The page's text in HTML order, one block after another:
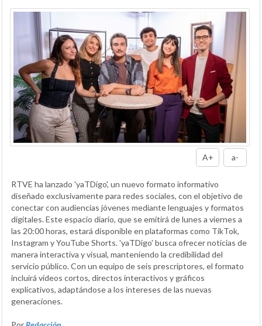
A+ a-
RTVE ha lanzado 'yaTDigo', un nuevo formato informativo
diseñado exclusivamente para redes sociales, con el objetivo de
conectar con audiencias jóvenes mediante lenguajes y formatos
digitales. Este espacio diario, que se emitirá de lunes a viernes a
las 20:00 horas, estará disponible en plataformas como TikTok,
Instagram y YouTube Shorts. 'yaTDigo' busca ofrecer noticias de
manera interactiva y visual, manteniendo la credibilidad del
servicio público. Con un equipo de seis prescriptores, el formato
incluirá vídeos cortos, directos interactivos y gráficos
explicativos, adaptándose a los intereses de las nuevas
generaciones.